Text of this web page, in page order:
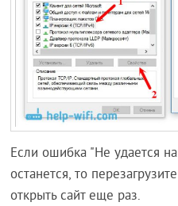
Если ошибка "Не удается
останется, то
открыть сайт еще раз.